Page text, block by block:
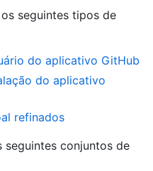
seguintes tipos de
do aplicativo GitHub
do aplicativo
refinados
conjuntos de